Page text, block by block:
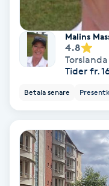
Ny frisyr
Olaplex
Olaplexbehandling
Ombre brows
Malins
4.8
Tider fr.
Betala senare